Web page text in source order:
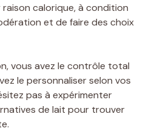
calorique, à condition
et de faire des choix
vous avez le contrôle total
le personnaliser selon vos
pas à expérimenter
de lait pour trouver